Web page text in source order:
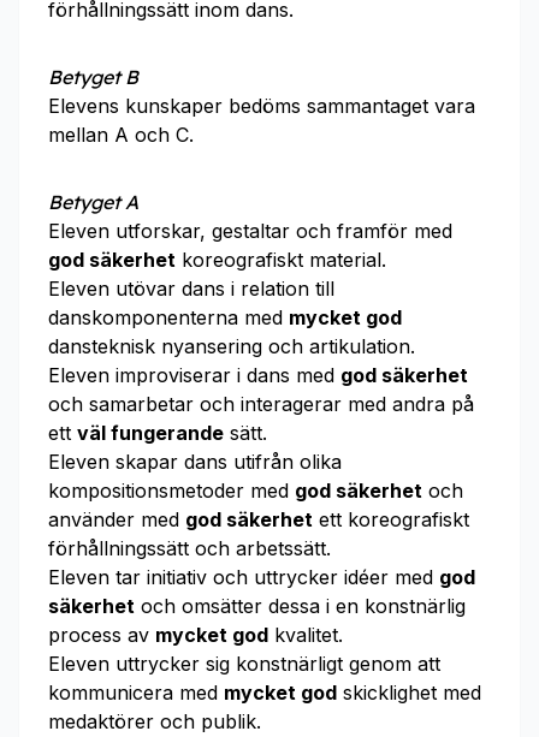
förhållningssätt inom dans.
Betyget B
Elevens kunskaper bedöms sammantaget vara
mellan A och C.
Betyget A
Eleven utforskar, gestaltar och framför med
god säkerhet koreografiskt material.
Eleven utövar dans i relation till
danskomponenterna med mycket god
dansteknisk nyansering och artikulation.
Eleven improviserar i dans med god säkerhet
och samarbetar och interagerar med andra på
ett väl fungerande sätt.
Eleven skapar dans utifrån olika
kompositionsmetoder med god säkerhet och
använder med god säkerhet ett koreografiskt
förhållningssätt och arbetssätt.
Eleven tar initiativ och uttrycker idéer med god
säkerhet och omsätter dessa i en konstnärlig
process av mycket god kvalitet.
Eleven uttrycker sig konstnärligt genom att
kommunicera med mycket god skicklighet med
medaktörer och publik.